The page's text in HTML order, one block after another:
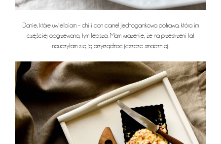
Danie, które uwielbiam – chili con carne! Jednogarnkowa potrawa, która im
częściej odgrzewana, tym lepsza. Mam wrażenie, że na przestrzeni lat
nauczyłam się ją przyrządzać jeszcze smaczniej.